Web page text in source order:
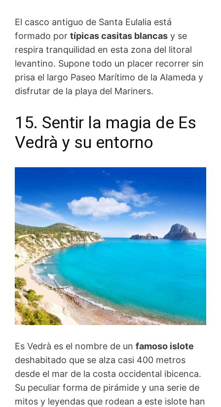
El casco antiguo de Santa Eulalia está
formado por típicas casitas blancas y se
respira tranquilidad en esta zona del litoral
levantino. Supone todo un placer recorrer sin
prisa el largo Paseo Marítimo de la Alameda y
disfrutar de la playa del Mariners.
15. Sentir la magia de Es
Vedrà y su entorno
Es Vedrà es el nombre de un famoso islote
deshabitado que se alza casi 400 metros
desde el mar de la costa occidental ibicenca.
Su peculiar forma de pirámide y una serie de
mitos y leyendas que rodean a este islote han